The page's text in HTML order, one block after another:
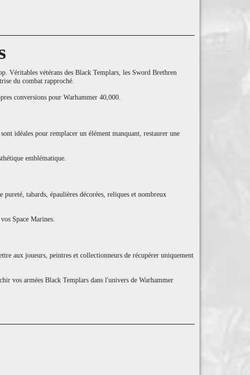
Véritables vétérans des Black Templars, les Sword Brethren
du combat rapproché.
conversions pour Warhammer 40,000.
idéales pour remplacer un élément manquant, restaurer une
emblématique.
tabards, épaulières décorées, reliques et nombreux
Space Marines.
aux joueurs, peintres et collectionneurs de récupérer uniquement
vos armées Black Templars dans l'univers de Warhammer